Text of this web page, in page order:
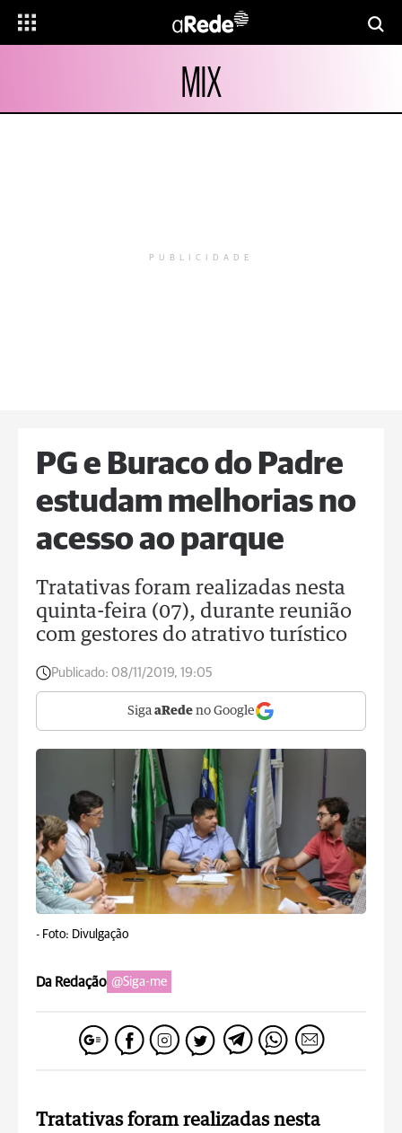
MIX
PUBLICIDADE
PG e Buraco do Padre
estudam melhorias no
acesso ao parque
Tratativas foram realizadas nesta
quinta-feira (07), durante reunião
com gestores do atrativo turístico
Publicado: 08/11/2019, 19:05
Siga aRede no Google
- Foto: Divulgação
Da Redação @Siga-me
Tratativas foram realizadas nesta